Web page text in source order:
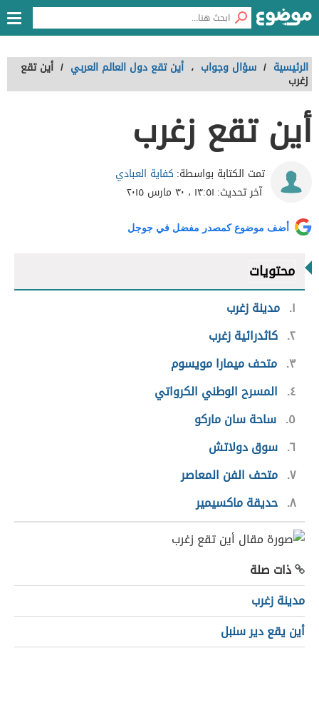
الرئيسية / سؤال وجواب ، أين تقع دول العالم العربي / أين تقع
زغرب
أين تقع زغرب
تمت الكتابة بواسطة: كفاية العبادي
آخر تحديث: ١٣:٥١ ، ٣٠ مارس ٢٠١٥
أضف موضوع كمصدر مفضل في جوجل
محتويات
١ مدينة زغرب
٢ كاثدرائية زغرب
٣ متحف ميمارا مويسوم
٤
المسرح الوطني الكرواتي
٥ ساحة سان ماركو
٦ سوق دولاتش
٧ متحف الفن المعاصر
٨ حديقة ماكسيمير
ذات صلة
مدينة زغرب
أين يقع دير سنبل